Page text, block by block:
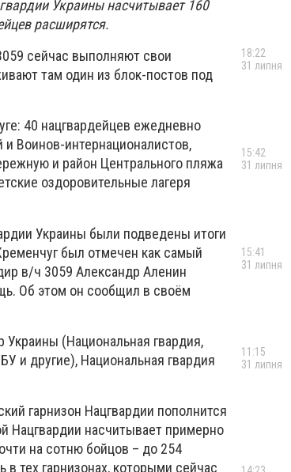
Украины насчитывает 160
расширятся.
сейчас выполняют свои
там один из блок-постов под
40 нацгвардейцев ежедневно
Воинов-интернационалистов,
и район Центрального пляжа
оздоровительные лагеря
Украины были подведены итоги
был отмечен как самый
в/ч 3059 Александр Аленин
Об этом он сообщил в своём
(Национальная гвардия,
и другие), Национальная гвардия
гарнизон Нацгвардии пополнится
Нацгвардии насчитывает примерно
на сотню бойцов – до 254
тех гарнизонах, которыми сейчас
18:22
31 липня
15:42
31 липня
15:41
31 липня
11:15
31 липня